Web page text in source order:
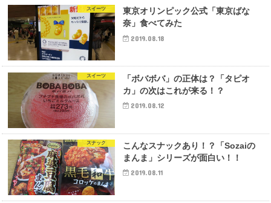
スイーツ
東京オリンピック公式「東京ばな
奈」食べてみた
2019.08.18
スイーツ
「ボバボバ」の正体は？「タピオ
カ」の次はこれが来る！？
2019.08.12
スナック
こんなスナックあり！？「Sozaiの
まんま」シリーズが面白い！！
2019.08.11